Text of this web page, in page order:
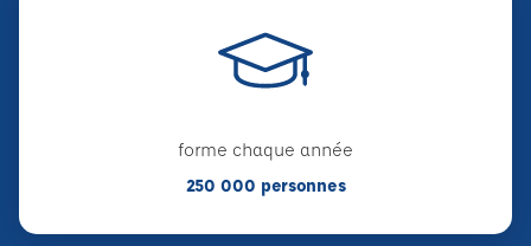
forme chaque année
250 000 personnes